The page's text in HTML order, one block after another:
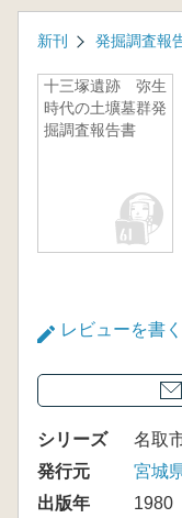
新刊 発掘調査報
十三塚遺跡 弥生
時代の土壙墓群発
掘調査報告書
レビューを書く
シリーズ
名取
発行元
宮城
出版年
1980